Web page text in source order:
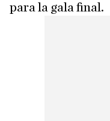
para la gala final.